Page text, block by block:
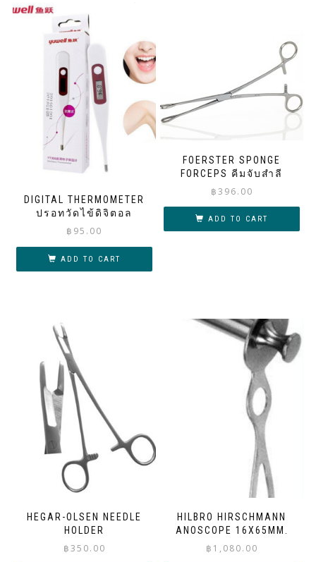
DIGITAL THERMOMETER
ปรอทวัดไข้ดิจิตอล
฿ 95.00
ADD TO CART
FOERSTER SPONGE
FORCEPS คีมจับสำลี
฿396.00
ADD TO CART
HEGAR-OLSEN NEEDLE
HOLDER
฿350.00
HILBRO HIRSCHMANN
ANOSCOPE 16X65MM.
฿ 1,080.00